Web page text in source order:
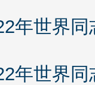
年世界
年世界